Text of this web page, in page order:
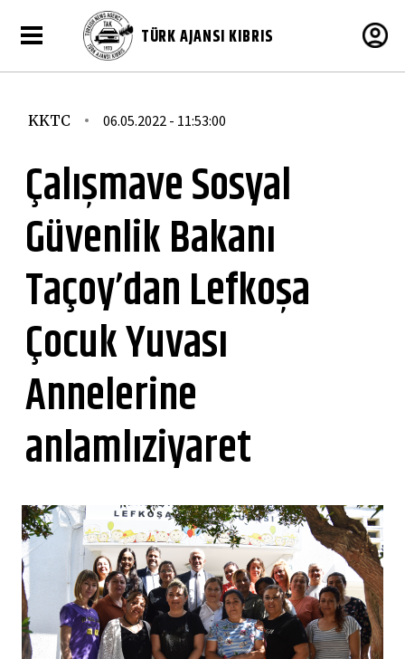
TÜRK AJANSI KIBRIS
KKTC 06.05.2022 - 11:53:00
Çalışmave Sosyal
Güvenlik Bakanı
Taçoy’dan Lefkoşa
Çocuk Yuvası
Annelerine
anlamlıziyaret